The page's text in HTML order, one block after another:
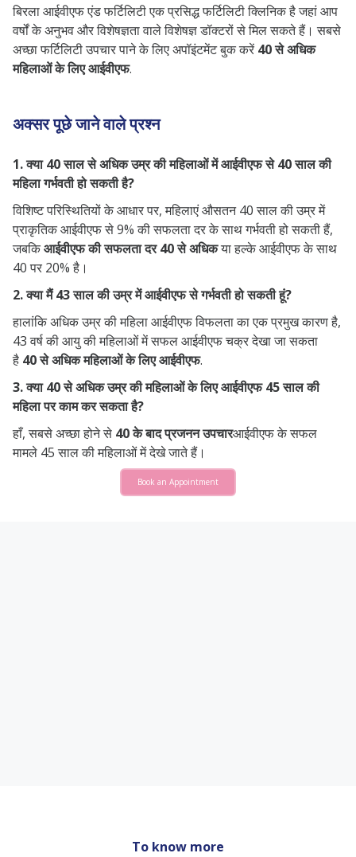
बिरला आईवीएफ एंड फर्टिलिटी एक प्रसिद्ध फर्टिलिटी क्लिनिक है जहां आप
वर्षों के अनुभव और विशेषज्ञता वाले विशेषज्ञ डॉक्टरों से मिल सकते हैं। सबसे
अच्छा फर्टिलिटी उपचार पाने के लिए अपॉइंटमेंट बुक करें 40 से अधिक
महिलाओं के लिए आईवीएफ.
अक्सर पूछे जाने वाले प्रश्न
1. क्या 40 साल से अधिक उम्र की महिलाओं में आईवीएफ से 40 साल की
महिला गर्भवती हो सकती है?
विशिष्ट परिस्थितियों के आधार पर, महिलाएं औसतन 40 साल की उम्र में
प्राकृतिक आईवीएफ से 9% की सफलता दर के साथ गर्भवती हो सकती हैं,
जबकिआईवीएफ की सफलता दर 40 से अधिकया हल्के आईवीएफ के साथ
40 पर 20% है।
2. क्या मैं 43 साल की उम्र में आईवीएफ से गर्भवती हो सकती हूं?
हालांकि अधिक उम्र की महिला आईवीएफ विफलता का एक प्रमुख कारण है,
43 वर्ष की आयु की महिलाओं में सफल आईवीएफ चक्र देखा जा सकता
है 40 से अधिक महिलाओं के लिए आईवीएफ.
3. क्या 40 से अधिक उम्र की महिलाओं के लिए आईवीएफ 45 साल की
महिला पर काम कर सकता है?
हाँ, सबसे अच्छा होने से 40 के बाद प्रजनन उपचारआईवीएफ के सफल
मामले 45 साल की महिलाओं में देखे जाते हैं।
Book an Appointment
To know more